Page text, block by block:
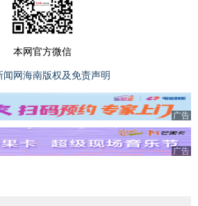
本网官方微信
闻网海南版权及免责声明
广告
广告